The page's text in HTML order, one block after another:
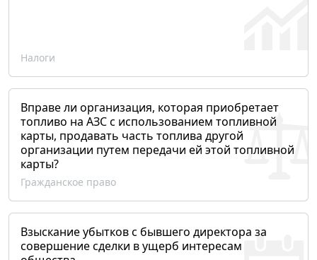
Налоги
Вправе ли организация, которая приобретает
топливо на АЗС с использованием топливной
карты, продавать часть топлива другой
организации путем передачи ей этой топливной
карты?
Гражданское право
Взыскание убытков с бывшего директора за
совершение сделки в ущерб интересам